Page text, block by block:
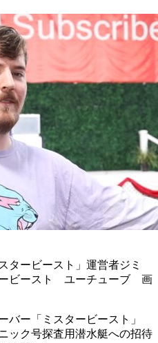
タービースト」運営者ジミ
ビースト ユーチューブ 画
バー「ミスタービースト」
ック号探査用潜水艇への招待